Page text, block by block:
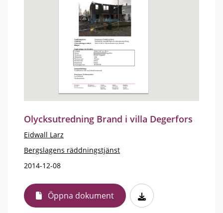
Olycksutredning Brand i villa Degerfors
Eidwall Larz
Bergslagens räddningstjänst
2014-12-08
Öppna dokument